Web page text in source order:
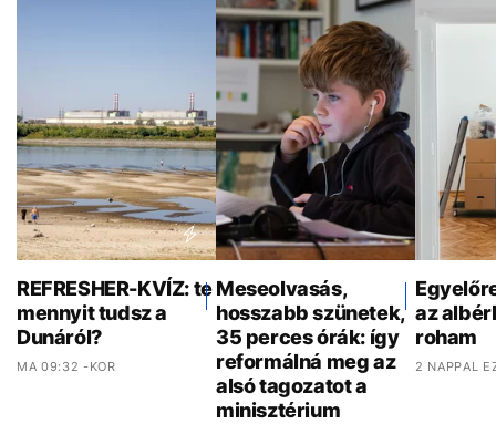
REFRESHER-KVÍZ: te
mennyit tudsz a
Dunáról?
MA 09:32 -KOR
Meseolvasás,
hosszabb szünetek,
35 perces órák: így
reformálná meg az
alsó tagozatot a
minisztérium
az
roham
2 NAPPAL